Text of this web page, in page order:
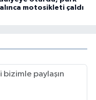
motosikleti çaldı